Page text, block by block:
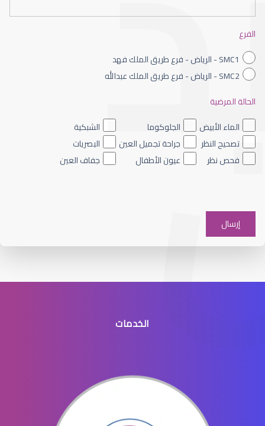
الماء الأزرق داخل العين
الماء الأزرق في العيون
الفرع
SMC1 - الرياض - فرع طريق الملك فهد
SMC2 - الرياض - فرع طريق الملك عبدالله
الحالة المرضية
الماء الأبيض
الجلوكوما
الشبكية
تصحيح النظر
جراحة تجميل العين
البصريات
فحص نظر
عيون الأطفال جفاف العين
الخدمات